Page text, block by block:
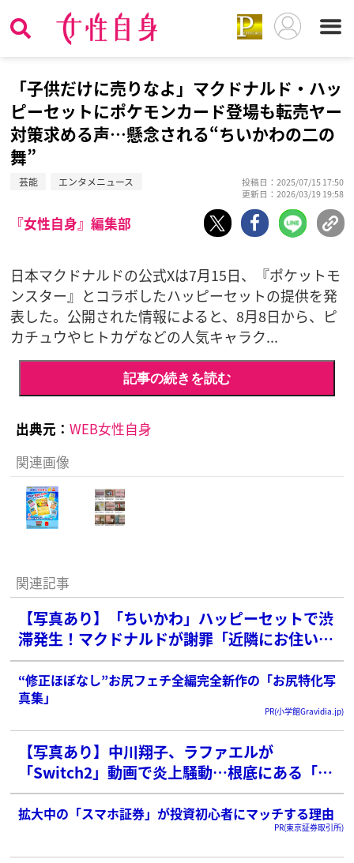
「子供だけに売りなよ」マクドナルド・ハッ
ピーセットにポケモンカード登場も転売ヤー
対策求める声…懸念される“ちいかわの二の
舞”
芸能 エンタメニュース
投稿日：2025/07/15 17:50
更新日：2026/03/19 19:58
『女性自身』編集部
日本マクドナルドの公式Xは7月15日、『ポケットモ
ンスター』とコラボしたハッピーセットの提供を発
表した。公開された情報によると、8月8日から、ピ
カチュウやヒトカゲなどの人気キャラク...
記事の続きを読む
出典元： WEB女性自身
関連画像
関連記事
【写真あり】「ちいかわ」ハッピーセットで渋
滞発生！マクドナルドが謝罪「近隣にお住いの
皆様にご迷惑をおかけした」
“修正ほぼなし”お尻フェチ全編完全新作の「お尻特化写
真集」
PR(小学館Gravidia.jp)
【写真あり】中川翔子、ラファエルが
「Switch2」動画で炎上騒動…根底にある「転
売ヤー」へのかつてない嫌悪感
拡大中の「スマホ証券」が投資初心者にマッチする理由
PR(東京証券取引所)